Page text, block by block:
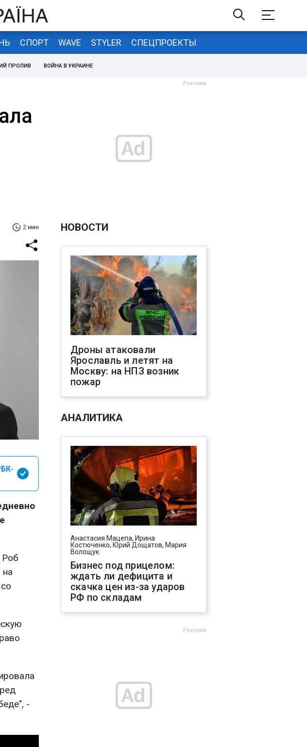
СПОРТ WAVE STYLER СПЕЦПРОЕКТЫ
ПРОЛИВ ВОЙНА В УКРАИНЕ
2 мин
Роб
со
-
НОВОСТИ
Дроны атаковали
Ярославль и летят на
Москву: на НПЗ возник
пожар
АНАЛИТИКА
Анастасия Мацепа, Ирина
Костюченко, Юрий Дощатов, Мария
Волощук
Бизнес под прицелом:
ждать ли дефицита и
скачка цен из-за ударов
РФ по складам